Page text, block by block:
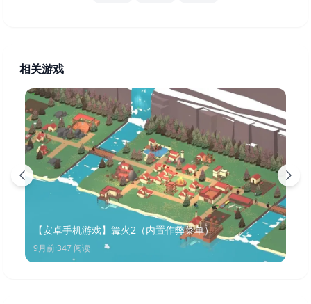
相关游戏
【安卓手机游戏】篝火2（内置作弊菜单）
9月前·347 阅读